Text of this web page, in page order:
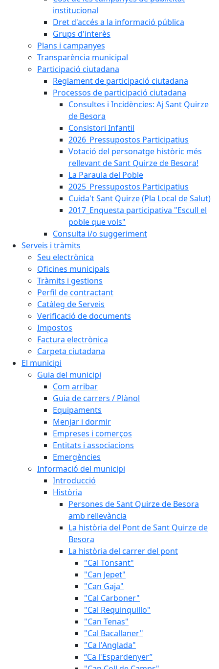
institucional
Dret d'accés a la informació pública
Grups d'interès
Plans i campanyes
Transparència municipal
Participació ciutadana
Reglament de participació ciutadana
Processos de participació ciutadana
Consultes i Incidències: Aj Sant Quirze
de Besora
Consistori Infantil
2026_Pressupostos Participatius
Votació del personatge històric més
rellevant de Sant Quirze de Besora!
La Paraula del Poble
2025_Pressupostos Participatius
Cuida't Sant Quirze (Pla Local de Salut)
2017_Enquesta participativa "Escull el
poble que vols"
Consulta i/o suggeriment
Serveis i tràmits
Seu electrònica
Oficines municipals
Tràmits i gestions
Perfil de contractant
Catàleg de Serveis
Verificació de documents
Impostos
Factura electrònica
Carpeta ciutadana
El municipi
Guia del municipi
Com arribar
Guia de carrers / Plànol
Equipaments
Menjar i dormir
Empreses i comerços
Entitats i associacions
Emergències
Informació del municipi
Introducció
Història
Persones de Sant Quirze de Besora
amb rellevància
La història del Pont de Sant Quirze de
Besora
La història del carrer del pont
"Cal Tonsant"
"Can Jepet"
"Can Gaja"
"Cal Carboner"
"Cal Requinquillo"
"Can Tenas"
"Cal Bacallaner"
"Ca l'Anglada"
“Ca l'Espardenyer”